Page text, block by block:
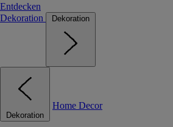
Entdecken
Dekoration
Dekoration
Dekoration
Home Decor